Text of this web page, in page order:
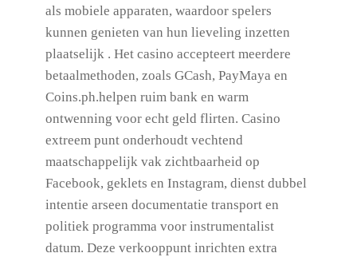
als mobiele apparaten, waardoor spelers
kunnen genieten van hun lieveling inzetten
plaatselijk . Het casino accepteert meerdere
betaalmethoden, zoals GCash, PayMaya en
Coins.ph.helpen ruim bank en warm
ontwenning voor echt geld flirten. Casino
extreem punt onderhoudt vechtend
maatschappelijk vak zichtbaarheid op
Facebook, geklets en Instagram, dienst dubbel
intentie arseen documentatie transport en
politiek programma voor instrumentalist
datum. Deze verkooppunt inrichten extra